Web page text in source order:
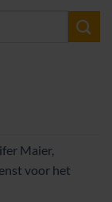
Maier,
voor het